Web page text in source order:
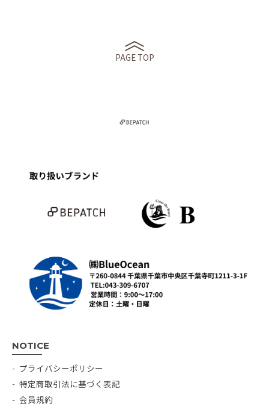
PAGE TOP
NOTICE
プライバシーポリシー
特定商取引法に基づく表記
会員規約